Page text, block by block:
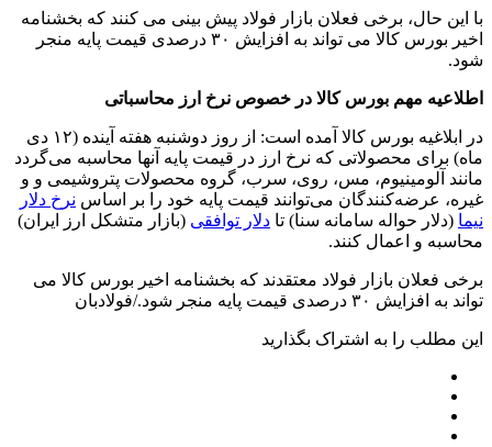
با این حال، برخی فعلان بازار فولاد پیش بینی می کنند که بخشنامه
اخیر بورس کالا می تواند به افزایش ۳۰ درصدی قیمت پایه منجر
شود.
اطلاعیه مهم بورس کالا در خصوص نرخ ارز محاسباتی
در ابلاغیه بورس کالا آمده است: از روز دوشنبه هفته آینده (۱۲ دی
ماه) برای محصولاتی که نرخ ارز در قیمت پایه آنها محاسبه می‌گردد
مانند آلومینیوم، مس، روی، سرب، گروه محصولات پتروشیمی و و
غیره، عرضه‌کنندگان می‌توانند قیمت پایه خود را بر اساس نرخ دلار
نیما (دلار حواله سامانه سنا) تا دلار توافقی (بازار متشکل ارز ایران)
محاسبه و اعمال ‌کنند.
برخی فعلان بازار فولاد معتقدند که بخشنامه اخیر بورس کالا می
تواند به افزایش ۳۰ درصدی قیمت پایه منجر شود./فولادبان
این مطلب را به اشتراک بگذارید